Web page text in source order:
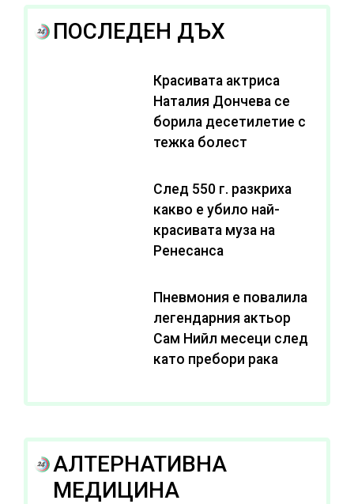
ПОСЛЕДЕН ДЪХ
Красивата актриса
Наталия Дончева се
борила десетилетие с
тежка болест
След 550 г. разкриха
какво е убило най-
красивата муза на
Ренесанса
Пневмония е повалила
легендарния актьор
Сам Нийл месеци след
като пребори рака
АЛТЕРНАТИВНА
МЕДИЦИНА